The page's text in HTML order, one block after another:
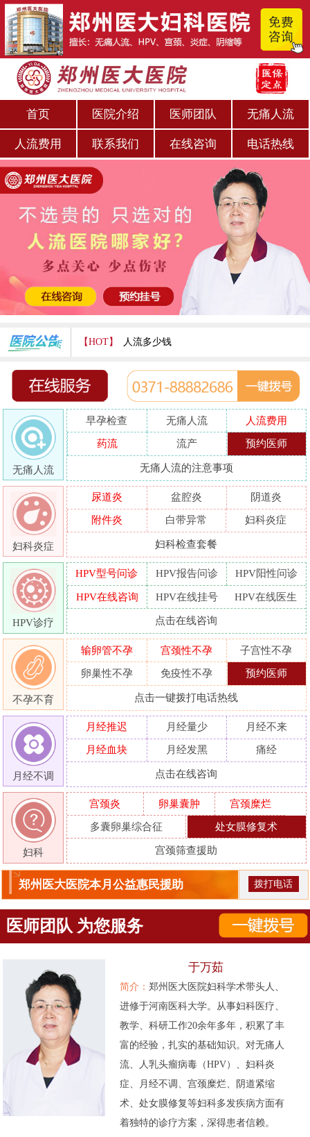
首页 医院介绍 医师团队 无痛人流
人流费用 联系我们 在线咨询 电话热线
【HOT】 人流多少钱
打胎费用多少
人流医院哪家好
哪家人流专业
人流好的医院
做人流哪里好
无痛人流
早孕检查 无痛人流
人流费用
药流
流产 预约医师
无痛人流的注意事项
妇科炎症
尿道炎 盆腔炎
阴道炎
附件炎
白带异常 妇科炎症
妇科检查套餐
HPV诊疗
HPV型号问诊 HPV报告问诊
HPV阳性问诊
HPV在线咨询
HPV在线挂号 HPV在线医生
点击在线咨询
不孕不育
输卵管不孕 宫颈性不孕
子宫性不孕
卵巢性不孕
免疫性不孕 预约医师
点击一键拨打电话热线
月经不调
月经推迟 月经量少
月经不来
月经血块
月经发黑 痛经
点击在线咨询
妇科
宫颈炎 卵巢囊肿
宫颈糜烂
多囊卵巢综合征
处女膜修复术
宫颈筛查援助
郑州医大医院本月公益惠民援助 拨打电话
医师团队 为您服务
于万茹
简介： 郑州医大医院妇科学术带头人、
进修于河南医科大学。从事妇科医疗、
教学、科研工作20余年多年，积累了丰
富的经验，扎实的基础知识。对无痛人
流、人乳头瘤病毒（HPV）、妇科炎
症、月经不调、宫颈糜烂、阴道紧缩
术、处女膜修复等妇科多发疾病方面有
着独特的诊疗方案，深得患者信赖。